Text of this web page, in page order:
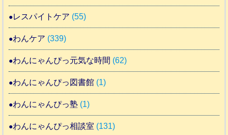
レスパイトケア (55)
わんケア (339)
わんにゃんぴっ元気な時間 (62)
わんにゃんぴっ図書館 (1)
わんにゃんぴっ塾 (1)
わんにゃんぴっ相談室 (131)